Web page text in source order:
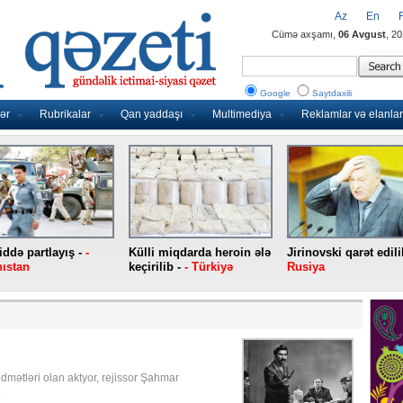
Rubrikalar Qan yaddaşı Multimediya Reklamlar və elanlar
Az En
Cümə axşamı, 06 Avgust ,
Google Saytdaxili
partlayış - -
Külli miqdarda heroin ələ
keçirilib - - Türkiyə
Jirinovski qarət
Rusiya
olan aktyor, rejissor Şahmar